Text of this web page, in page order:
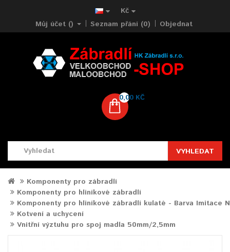
Kč
Můj účet ()
Seznam přání (0) Objednat
0,00 KČ
VYHLEDAT
Komponenty pro zábradlí
Komponenty pro hliníkové zábradlí
Komponenty pro hliníkové zábradlí kulaté - Barva Imitace
Kotvení a uchycení
Vnitřní výztuhu pro spoj madla 50mm/2,5mm